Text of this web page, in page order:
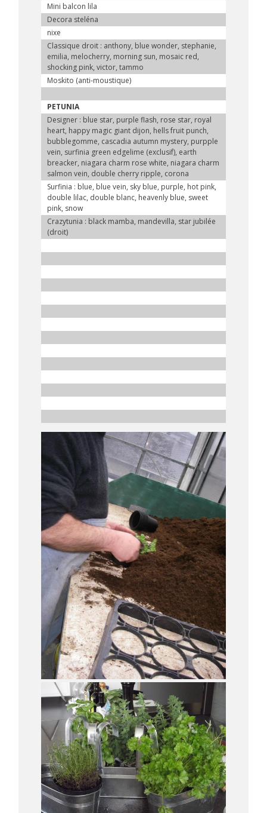
Mini balcon lila
Decora steléna
nixe
Classique droit : anthony, blue wonder, stephanie,
emilia, melocherry, morning sun, mosaic red,
shocking pink, victor, tammo
Moskito (anti-moustique)
PETUNIA
Designer : blue star, purple flash, rose star, royal
heart, happy magic giant dijon, hells fruit punch,
bubblegomme, cascadia autumn mystery, purpple
vein, surfinia green edgelime (exclusif), earth
breacker, niagara charm rose white, niagara charm
salmon vein, double cherry ripple, corona
Surfinia : blue, blue vein, sky blue, purple, hot pink,
double lilac, double blanc, heavenly blue, sweet
pink, snow
Crazytunia : black mamba, mandevilla, star jubilée
(droit)